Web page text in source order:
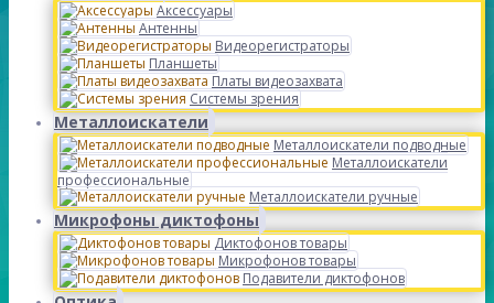
Аксессуары
Антенны
Видеорегистраторы
Планшеты
Платы видеозахвата
Системы зрения
Металлоискатели
Металлоискатели подводные
Металлоискатели
профессиональные
Металлоискатели ручные
Микрофоны диктофоны
Диктофонов товары
Микрофонов товары
Подавители диктофонов